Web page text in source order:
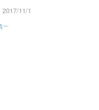
2017/11/1
一